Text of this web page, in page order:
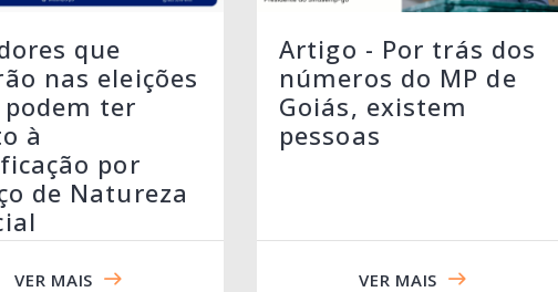
que
nas eleições
ter
à
por
de Natureza
VER MAIS
Artigo - Por trás dos
números do MP de
Goiás, existem
pessoas
VER MAIS